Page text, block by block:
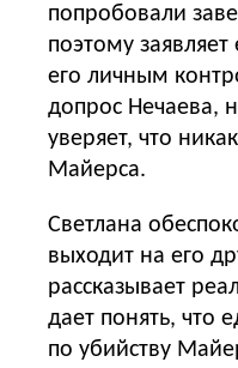
попробовали
поэтому
его личным
допрос Нечаева,
уверяет, что
Майерса.
Светлана
выходит на его
рассказывает
дает понять, что
по убийству